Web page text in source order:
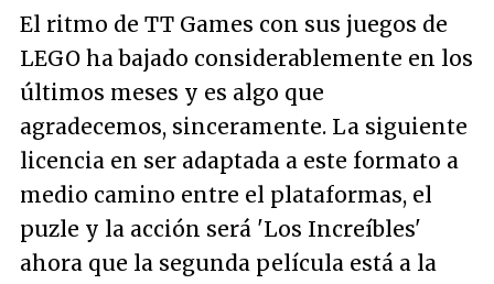
El ritmo de TT Games con sus juegos de
LEGO ha bajado considerablemente en los
últimos meses y es algo que
agradecemos, sinceramente. La siguiente
licencia en ser adaptada a este formato a
medio camino entre el plataformas, el
puzle y la acción será 'Los Increíbles'
ahora que la segunda película está a la